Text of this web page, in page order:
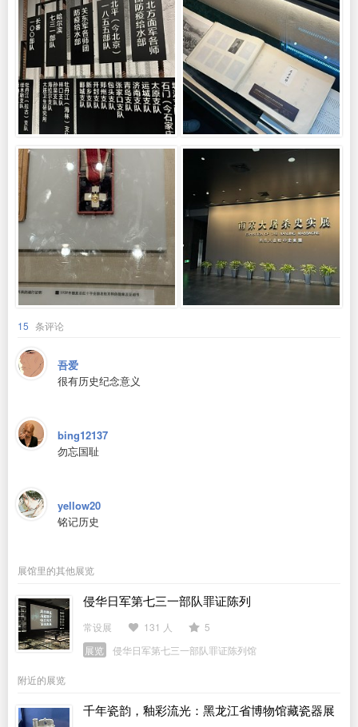
15 条评论
吾爱
很有历史纪念意义
bing12137
勿忘国耻
yellow20
铭记历史
展馆里的其他展览
侵华日军第七三一部队罪证陈列
常设展 131 人
5
展览
侵华日军第七三一部队罪证陈列馆
附近的展览
千年瓷韵，釉彩流光：黑龙江省博物馆藏瓷器展